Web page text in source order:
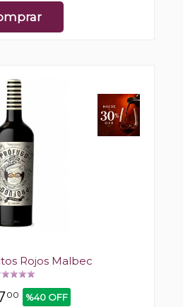
Rojos Malbec
00 %40 OFF